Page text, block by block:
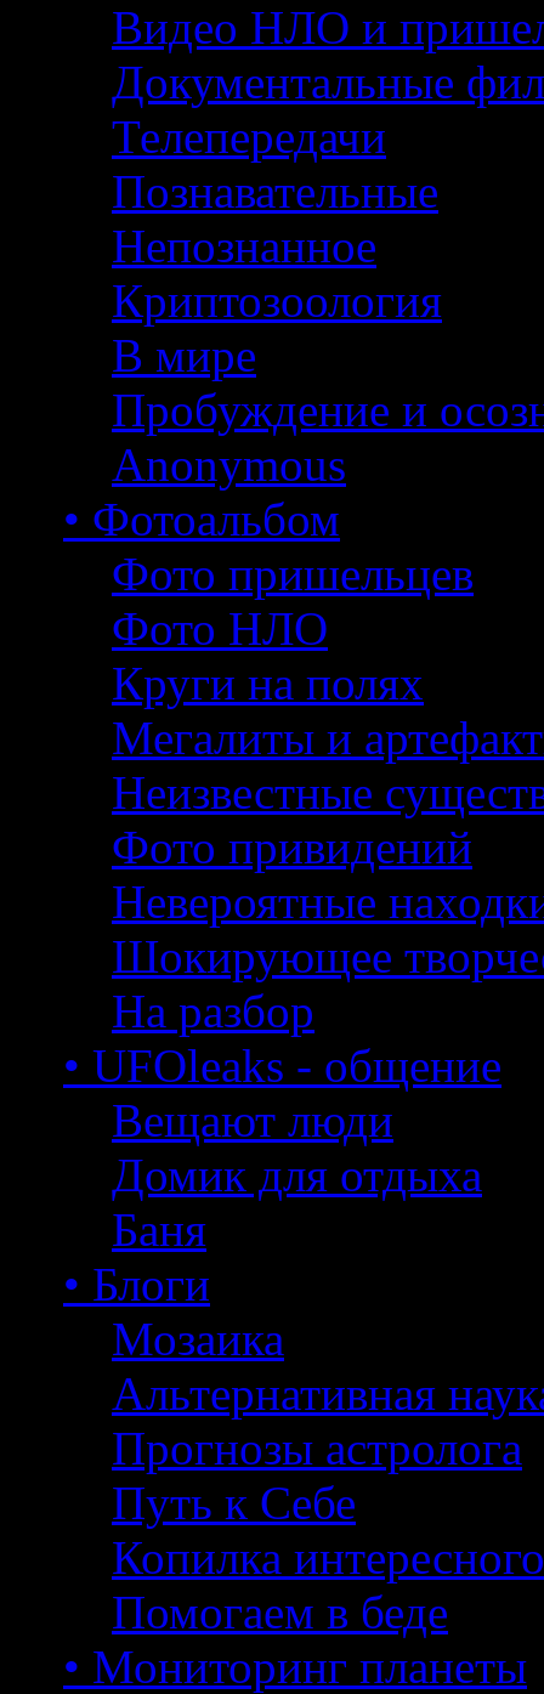
Видео НЛО и
Документальные
Телепередачи
Познавательные
Непознанное
Криптозоология
В мире
Пробуждение и
Anonymous
• Фотоальбом
Фото пришельцев
Фото НЛО
Круги на полях
Мегалиты и
Неизвестные
Фото привидений
Невероятные
Шокирующее
На разбор
• UFOleaks - общение
Вещают люди
Домик для отдыха
Баня
• Блоги
Мозаика
Альтернативная
Прогнозы астролога
Путь к Себе
Копилка интересного
Помогаем в беде
• Мониторинг планеты